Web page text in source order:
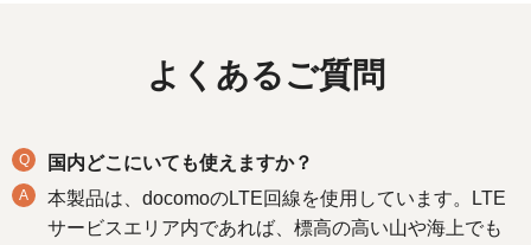
よくあるご質問
Q 国内どこにいても使えますか？
A
本製品は、docomoのLTE回線を使用しています。LTE
サービスエリア内であれば、標高の高い山や海上でも